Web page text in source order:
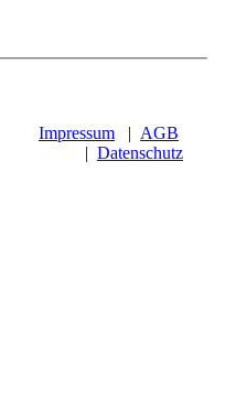
Impressum | AGB
| Datenschutz